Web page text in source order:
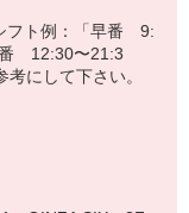
を楽しんでいる方
ランスを大切にでき
フト例：「早番 9:
12:30〜21:3
にして下さい。